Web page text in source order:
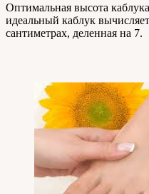
Оптимальная высота
идеальный каблук
сантиметрах, деленная на 7.